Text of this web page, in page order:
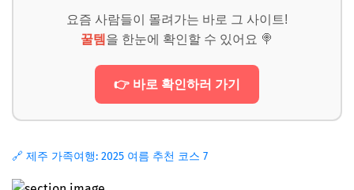
요즘 사람들이 몰려가는 바로 그 사이트!
꿀템 을 한눈에 확인할 수 있어요 🍭
👉 바로 확인하러 가기
🔗 제주 가족여행: 2025 여름 추천 코스 7